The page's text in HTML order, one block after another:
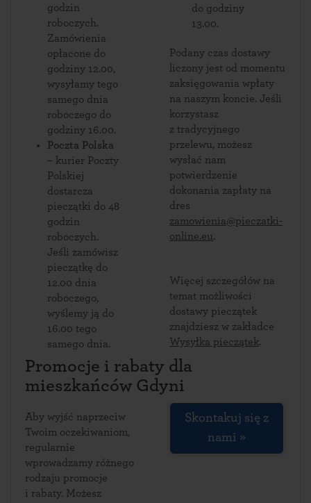
godzin
roboczych.
Zamówienia
opłacone do
godziny 12.00,
wysyłamy tego
samego dnia
roboczego do
godziny 16.00.
Poczta Polska
– kurier Poczty
Polskiej
dostarcza
pieczątki do 48
godzin
roboczych.
Jeśli zamówisz
pieczątkę do
12.00 dnia
roboczego,
wyślemy ją do
16.00 tego
samego dnia.
do godziny
13.00.
Podany czas dostawy
liczony jest od momentu
zaksięgowania wpłaty
na naszym koncie. Jeśli
korzystasz
z tradycyjnego
przelewu, możesz
wysłać nam
potwierdzenie
dokonania zapłaty na
dres
zamowienia@pieczatki-
online.eu.
Więcej szczegółów na
temat możliwości
dostawy pieczątek
znajdziesz w zakładce
Wysyłka pieczątek.
Promocje i rabaty dla
mieszkańców Gdyni
Aby wyjść naprzeciw
Twoim oczekiwaniom,
regularnie
wprowadzamy różnego
rodzaju promocje
i rabaty. Możesz
Skontakuj się z
nami »